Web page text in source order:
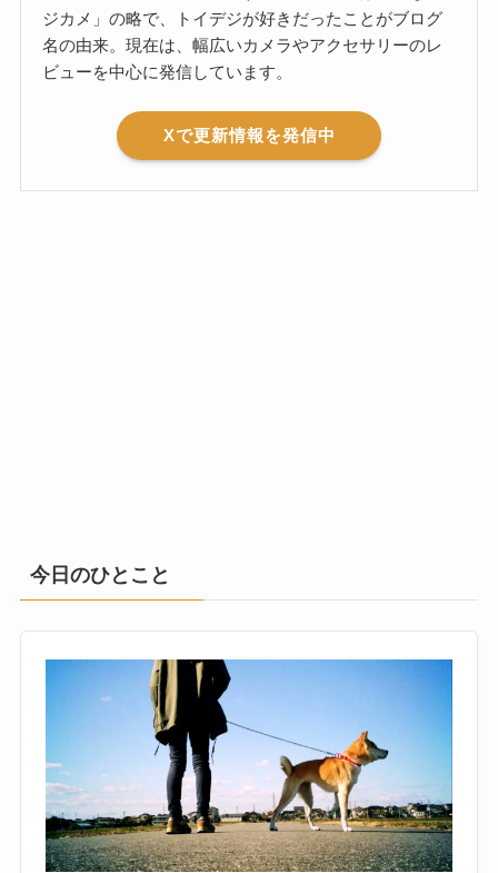
ジカメ」の略で、トイデジが好きだったことがブログ
名の由来。現在は、幅広いカメラやアクセサリーのレ
ビューを中心に発信しています。
Xで更新情報を発信中
今日のひとこと